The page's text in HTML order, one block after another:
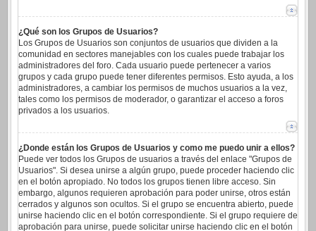
¿Qué son los Grupos de Usuarios?
Los Grupos de Usuarios son conjuntos de usuarios que dividen a la
comunidad en sectores manejables con los cuales puede trabajar los
administradores del foro. Cada usuario puede pertenecer a varios
grupos y cada grupo puede tener diferentes permisos. Esto ayuda, a los
administradores, a cambiar los permisos de muchos usuarios a la vez,
tales como los permisos de moderador, o garantizar el acceso a foros
privados a los usuarios.
¿Donde están los Grupos de Usuarios y como me puedo unir a ellos?
Puede ver todos los Grupos de usuarios a través del enlace "Grupos de
Usuarios". Si desea unirse a algún grupo, puede proceder haciendo clic
en el botón apropiado. No todos los grupos tienen libre acceso. Sin
embargo, algunos requieren aprobación para poder unirse, otros están
cerrados y algunos son ocultos. Si el grupo se encuentra abierto, puede
unirse haciendo clic en el botón correspondiente. Si el grupo requiere de
aprobación para unirse, puede solicitar unirse haciendo clic en el botón